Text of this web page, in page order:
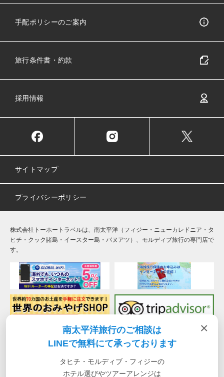
手配ポリシーのご案内
旅行条件書・約款
採用情報
サイトマップ
プライバシーポリシー
株式会社トーホートラベルは、南太平洋（フィジー・ニューカレドニア・タ
ヒチ・クック諸島・イースター島・バヌアツ）、モルディブ旅行の専門店で
す。
×
南太平洋旅行のご相談は
LINEで無料にて承っております
タヒチ・モルディブ・フィジーの
ホテル選びやツアーアレンジは